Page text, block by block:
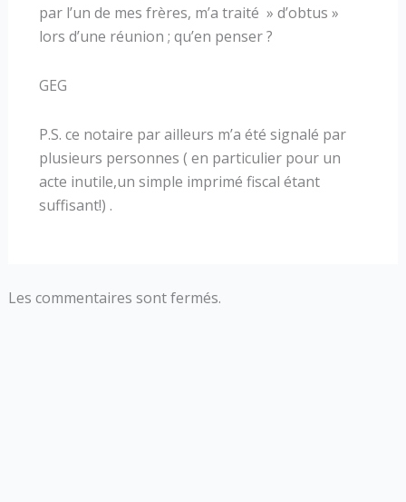
par l’un de mes frères, m’a traité » d’obtus »
lors d’une réunion ; qu’en penser ?
GEG
P.S. ce notaire par ailleurs m’a été signalé par
plusieurs personnes ( en particulier pour un
acte inutile,un simple imprimé fiscal étant
suffisant!) .
Les commentaires sont fermés.